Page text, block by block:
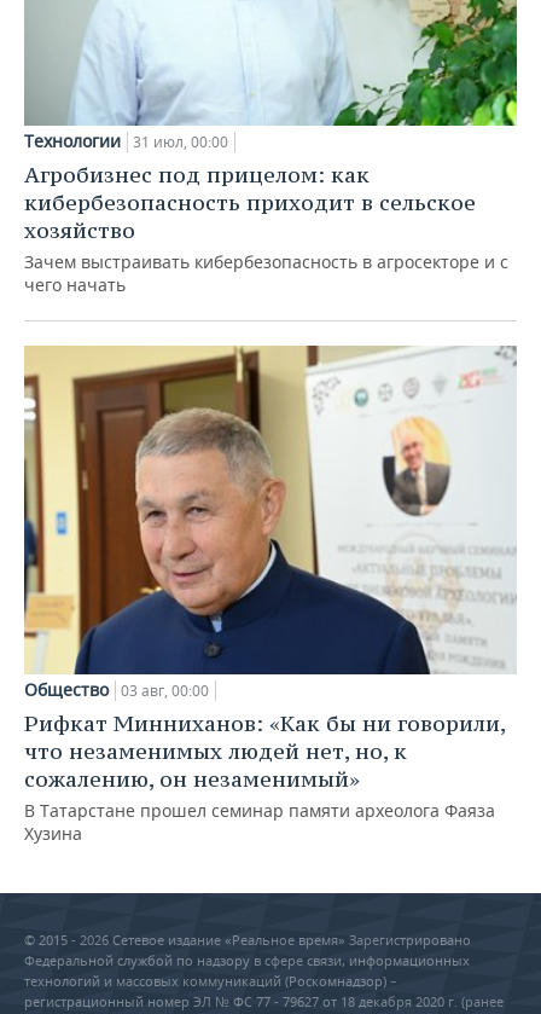
Технологии 31 июл, 00:00
Агробизнес под прицелом: как
кибербезопасность приходит в сельское
хозяйство
Зачем выстраивать кибербезопасность в агросекторе и с
чего начать
Общество 03 авг, 00:00
Рифкат Минниханов: «Как бы ни говорили,
что незаменимых людей нет, но, к
сожалению, он незаменимый»
В Татарстане прошел семинар памяти археолога Фаяза
Хузина
© 2015 - 2026 Сетевое издание «Реальное время» Зарегистрировано
Федеральной службой по надзору в сфере связи, информационных
технологий и массовых коммуникаций (Роскомнадзор) –
регистрационный номер ЭЛ № ФС 77 - 79627 от 18 декабря 2020 г. (ранее